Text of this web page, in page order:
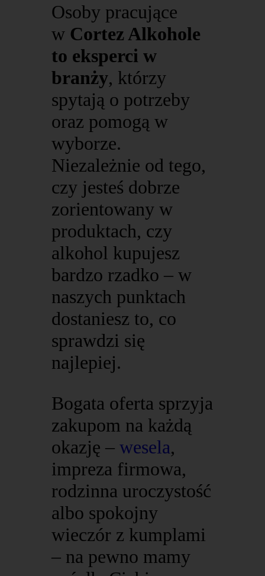
Osoby pracujące
w Cortez Alkohole
to eksperci w
branży, którzy
spytają o potrzeby
oraz pomogą w
wyborze.
Niezależnie od tego,
czy jesteś dobrze
zorientowany w
produktach, czy
alkohol kupujesz
bardzo rzadko – w
naszych punktach
dostaniesz to, co
sprawdzi się
najlepiej.
Bogata oferta sprzyja
zakupom na każdą
okazję –wesela,
impreza firmowa,
rodzinna uroczystość
albo spokojny
wieczór z kumplami
– na pewno mamy